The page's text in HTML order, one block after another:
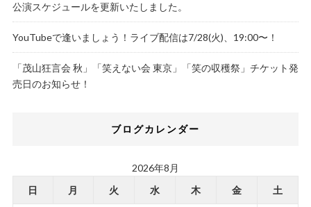
公演スケジュールを更新いたしました。
YouTubeで逢いましょう！ライブ配信は7/28(火)、19:00〜！
「茂山狂言会 秋」「笑えない会 東京」「笑の収穫祭」チケット発
売日のお知らせ！
ブログカレンダー
2026年8月
日
月 火 水 木 金 土